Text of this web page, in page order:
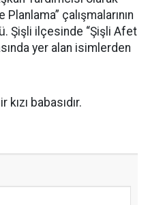
çalışmalarının
Şişli ilçesinde “Şişli Afet
yer alan isimlerden
babasıdır.